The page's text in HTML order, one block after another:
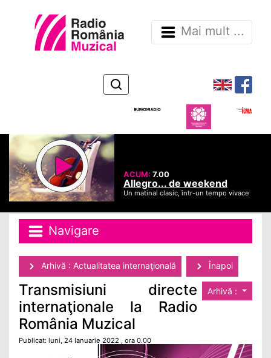
Mai mult ...
ACUM:7.00
Allegro... de weekend
Un matinal clasic, într-un tempo vivace
Navigare
Arhivă : Actualitatea internaţională Înapoi
Arhivă :
Transmisiuni directe
internaţionale la Radio
România Muzical
Publicat: luni, 24 Ianuarie 2022 , ora 0.00